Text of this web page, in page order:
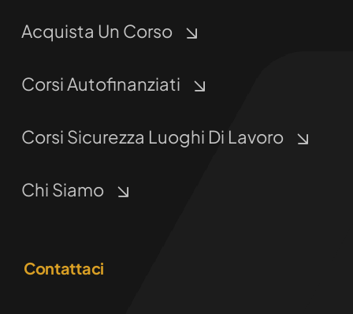
Acquista Un Corso
Corsi Autofinanziati
Corsi Sicurezza Luoghi Di Lavoro
Chi Siamo
Contattaci